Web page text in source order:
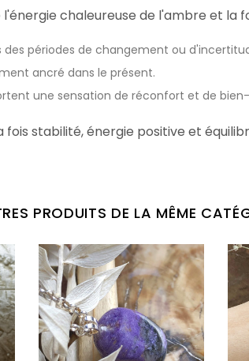
chaleureuse de l'ambre et la
périodes de changement ou
ancré dans le présent.
une sensation de réconfort et de
stabilité, énergie positive et
PRODUITS DE LA MÊME